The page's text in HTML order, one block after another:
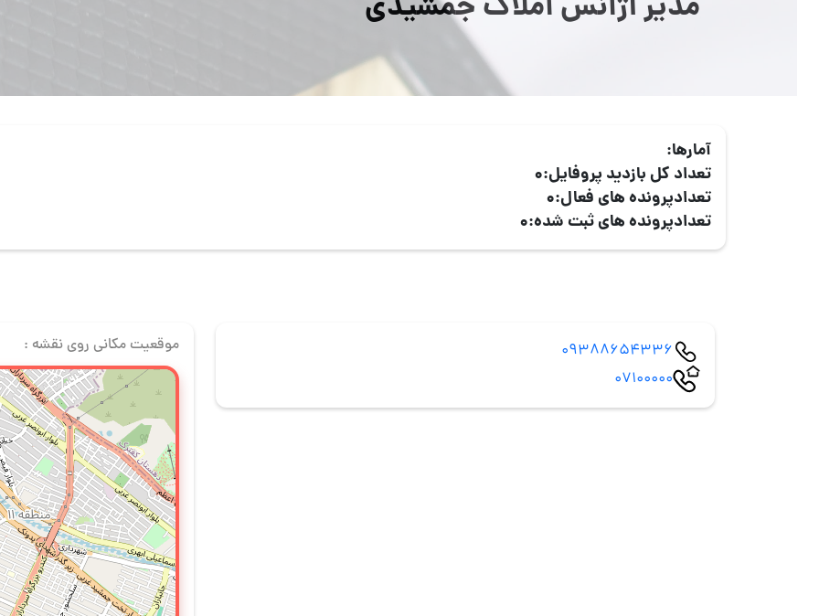
مدیر آژانس املاک جمشیدی
آمارها:
تعداد کل بازدید پروفایل:0
تعدادپرونده های فعال:0
تعدادپرونده های ثبت شده:0
09388654336
07100000
موقعیت مکانی روی نقشه :